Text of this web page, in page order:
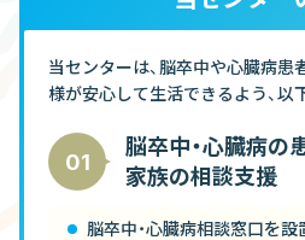
当センターは、脳卒中や心臓病
様が安心して生活できるよう、以
01
脳卒中・心臓病の
家族の相談支援
脳卒中・心臓病相談窓口を設